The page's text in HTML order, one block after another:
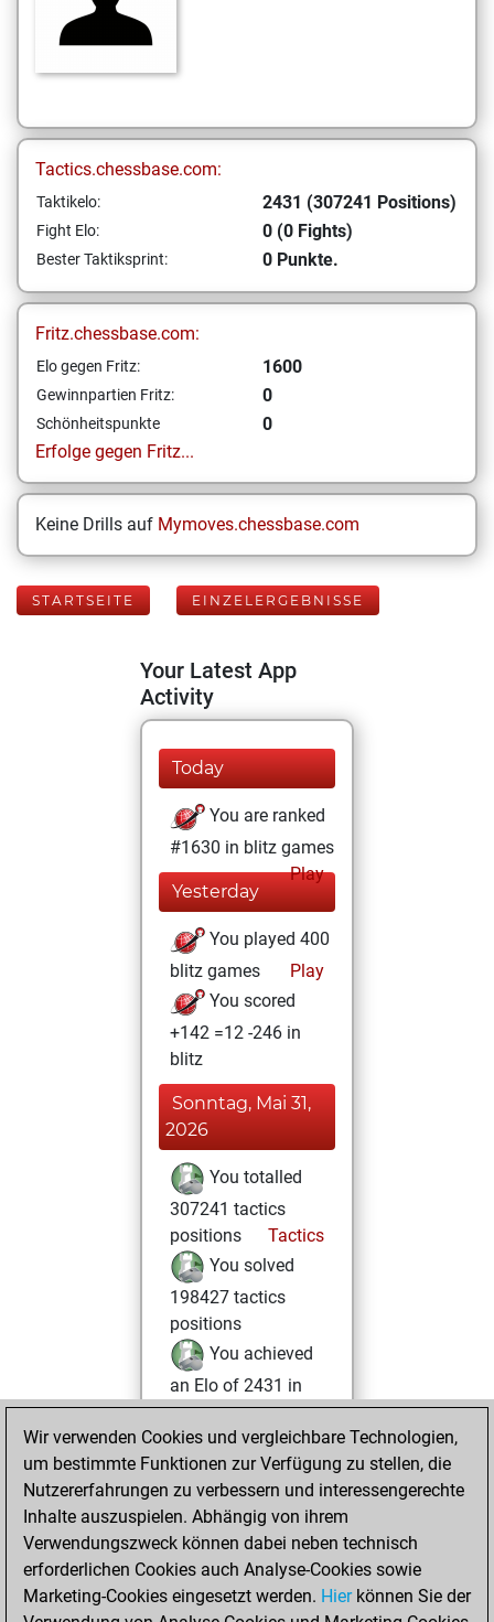
Tactics.chessbase.com:
Taktikelo: 2431 (307241 Positions)
Fight Elo: 0 (0 Fights)
Bester Taktiksprint: 0 Punkte.
Fritz.chessbase.com:
Elo gegen Fritz: 1600
Gewinnpartien Fritz: 0
Schönheitspunkte
0
Erfolge gegen Fritz...
Keine Drills auf Mymoves.chessbase.com
STARTSEITE EINZELERGEBNISSE
Your Latest App
Activity
Today
You are ranked
#1630 in blitz games
Play
Yesterday
You played 400
blitz games
Play
You scored
+142 =12 -246 in
blitz
Sonntag, Mai 31,
2026
You totalled
307241 tactics
positions
Tactics
You solved
198427 tactics
positions
You achieved
an Elo of 2431 in
tactics positions
Samstag, Juli 24,
2021
You created
your Fritz account
Fritz
Sonntag,
Wir verwenden Cookies und vergleichbare Technologien,
um bestimmte Funktionen zur Verfügung zu stellen, die
Nutzererfahrungen zu verbessern und interessengerechte
Inhalte auszuspielen. Abhängig von ihrem
Verwendungszweck können dabei neben technisch
erforderlichen Cookies auch Analyse-Cookies sowie
Marketing-Cookies eingesetzt werden. Hierkönnen Sie der